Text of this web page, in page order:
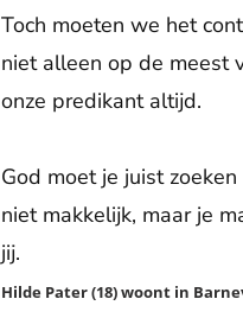
Toch moeten we het
niet alleen op de meest
onze predikant altijd.
God moet je juist
niet makkelijk, maar je
jij.
Hilde Pater (18) woont in